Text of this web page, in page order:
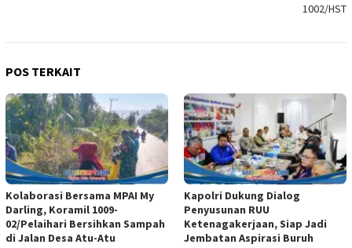
1002/HST
POS TERKAIT
Kolaborasi Bersama MPAI My
Darling, Koramil 1009-
02/Pelaihari Bersihkan Sampah
di Jalan Desa Atu-Atu
Kapolri Dukung Dialog
Penyusunan RUU
Ketenagakerjaan, Siap Jadi
Jembatan Aspirasi Buruh